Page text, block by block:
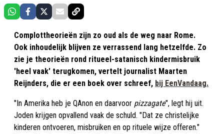
Complottheorieën zijn zo oud als de weg naar Rome.
Ook inhoudelijk blijven ze verrassend lang hetzelfde. Zo
zie je theorieën rond ritueel-satanisch kindermisbruik
'heel vaak' terugkomen, vertelt journalist Maarten
Reijnders, die er een boek over schreef, bij EenVandaag.
"In Amerika heb je QAnon en daarvoor pizzagate", legt hij uit.
Joden krijgen opvallend vaak de schuld. "Dat ze christelijke
kinderen ontvoeren, misbruiken en op rituele wijze offeren."